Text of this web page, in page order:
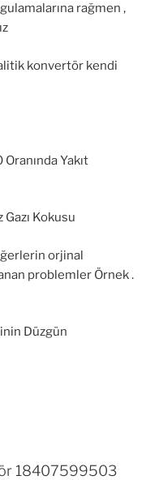
rağmen ,
konvertör kendi
Yakıt
Gazı Kokusu
orjinal
problemler Örnek .
Düzgün
18407599503